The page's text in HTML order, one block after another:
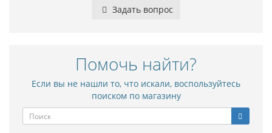
Задать вопрос
Помочь найти?
Если вы не нашли то, что искали, воспользуйтесь
поиском по магазину